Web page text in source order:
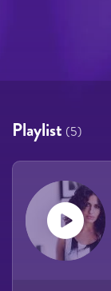
Playlist (5)